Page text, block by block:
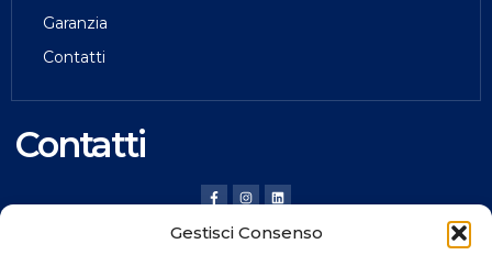
Gestisci Consenso
Garanzia
Contatti
Contatti
HILDING ANDERS ITALY SRL